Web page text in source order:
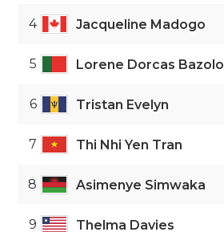
4 Jacqueline Madogo
5 Lorene Dorcas Bazolo
6 Tristan Evelyn
7 Thi Nhi Yen Tran
8 Asimenye Simwaka
9 Thelma Davies